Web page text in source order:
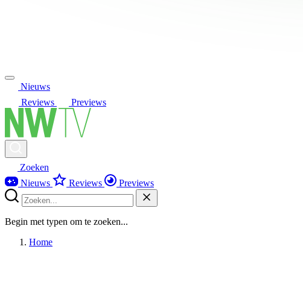
Nieuws
Reviews
Previews
Zoeken
Nieuws
Reviews Previews
Begin met typen om te zoeken...
Home